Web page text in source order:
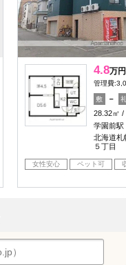
4.8万円
管理費
敷 －
28.32㎡
学園前駅
北海道札
５丁目
女性安心 ペット可